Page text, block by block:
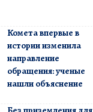
Комета впервые в
истории изменила
направление
обращения: ученые
нашли объяснение